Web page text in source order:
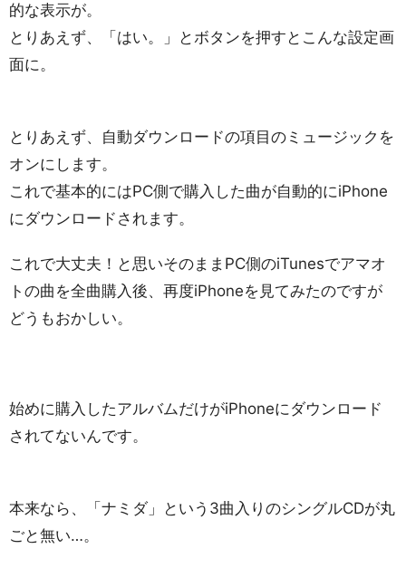
的な表示が。
とりあえず、「はい。」とボタンを押すとこんな設定画
面に。
とりあえず、自動ダウンロードの項目のミュージックを
オンにします。
これで基本的にはPC側で購入した曲が自動的にiPhone
にダウンロードされます。
これで大丈夫！と思いそのままPC側のiTunesでアマオ
トの曲を全曲購入後、再度iPhoneを見てみたのですが
どうもおかしい。
始めに購入したアルバムだけがiPhoneにダウンロード
されてないんです。
本来なら、「ナミダ」という3曲入りのシングルCDが丸
ごと無い…。